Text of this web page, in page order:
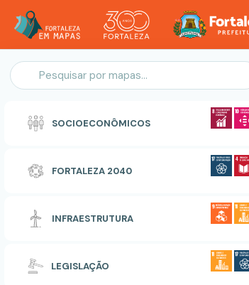
SOCIOECONÔMICOS
FORTALEZA 2040
INFRAESTRUTURA
LEGISLAÇÃO
Personalização do Mapa
Zonas Especiais de Interesse Social